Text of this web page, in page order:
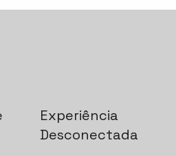
Experiência
Desconectada